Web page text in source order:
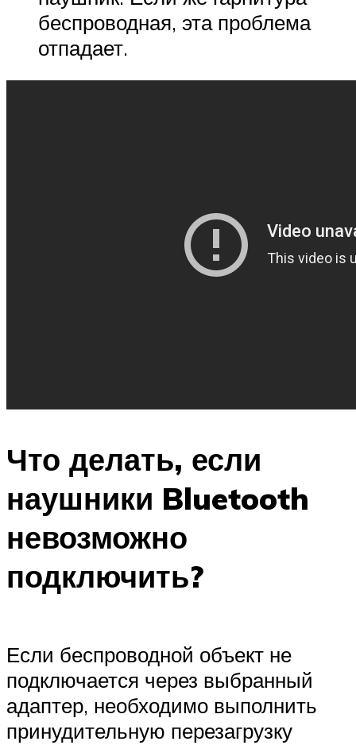
беспроводная, эта проблема
отпадает.
Что делать, если
наушники Bluetooth
невозможно
подключить?
Если беспроводной объект не
подключается через выбранный
адаптер, необходимо выполнить
принудительную перезагрузку